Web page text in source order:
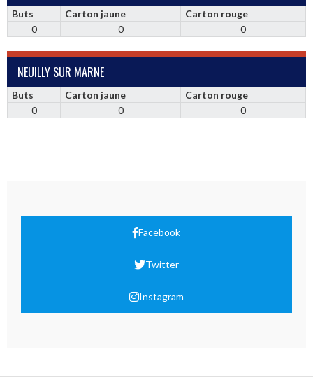
Buts Carton jaune
Carton rouge
0
0 0
NEUILLY SUR MARNE
Buts Carton jaune
Carton rouge
0
0 0
Facebook
Twitter
Instagram